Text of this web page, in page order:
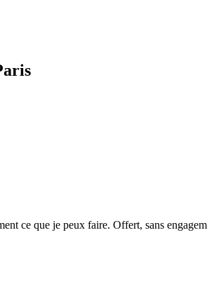
ce que je peux faire. Offert, sans